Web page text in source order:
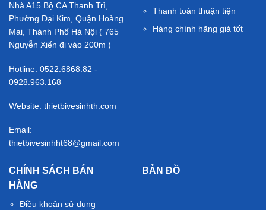
Nhà A15 Bộ CA Thanh Trì,
Phường Đại Kim, Quận Hoàng
Mai, Thành Phố Hà Nội ( 765
Nguyễn Xiển đi vào 200m )
Hotline: 0522.6868.82 -
0928.963.168
Website: thietbivesinhth.com
Email:
thietbivesinhht68@gmail.com
Thanh toán thuận tiện
Hàng chính hãng giá tốt
CHÍNH SÁCH BÁN
HÀNG
Điều khoản sử dụng
BẢN ĐỒ